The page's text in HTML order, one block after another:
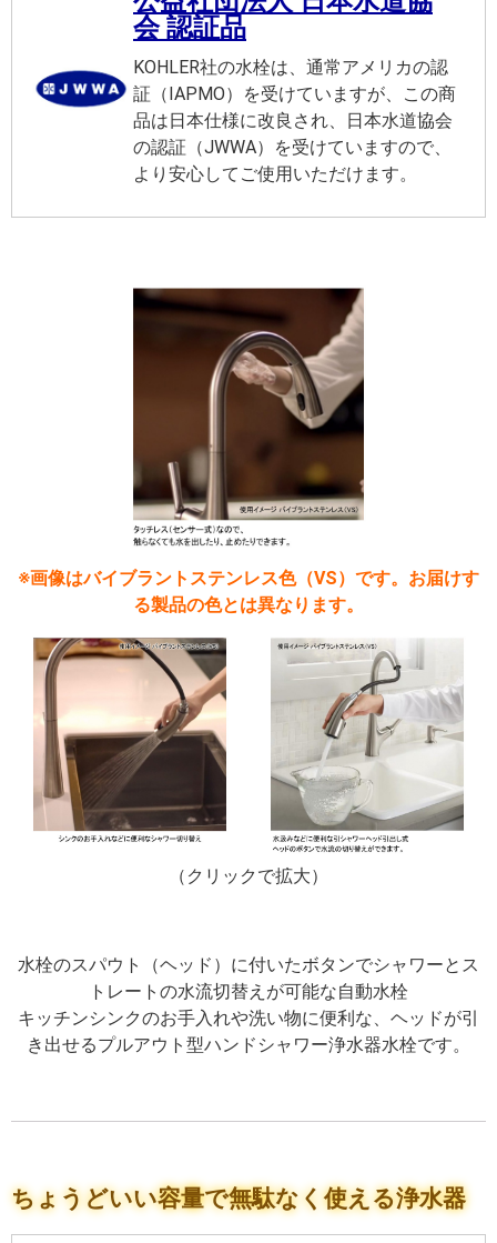
会 認証品
KOHLER社の水栓は、通常アメリカの認
証（IAPMO）を受けていますが、この商
品は日本仕様に改良され、日本水道協会
の認証（JWWA）を受けていますので、
より安心してご使用いただけます。
※画像はバイブラントステンレス色（VS）です。お届けす
る製品の色とは異なります。
（クリックで拡大）
水栓のスパウト（ヘッド）に付いたボタンでシャワーとス
トレートの水流切替えが可能な自動水栓
キッチンシンクのお手入れや洗い物に便利な、ヘッドが引
き出せるプルアウト型ハンドシャワー浄水器水栓です。
ちょうどいい容量で無駄なく使える浄水器